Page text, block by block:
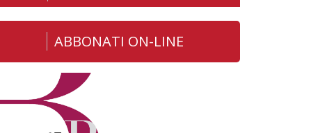
ABBONATI ON-LINE